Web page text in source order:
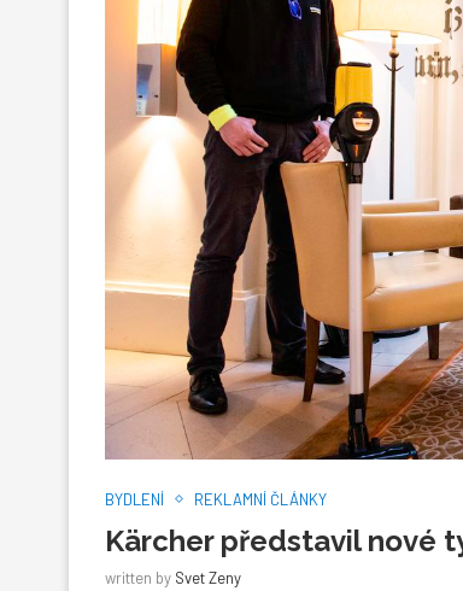
BYDLENÍ REKLAMNÍ ČLÁNKY
Kärcher představil nové
written by Svet Zeny